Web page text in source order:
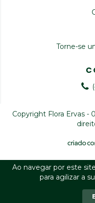
Ao navegar por este site
para agilizar a
Torne-se
Copyright Flora Ervas -